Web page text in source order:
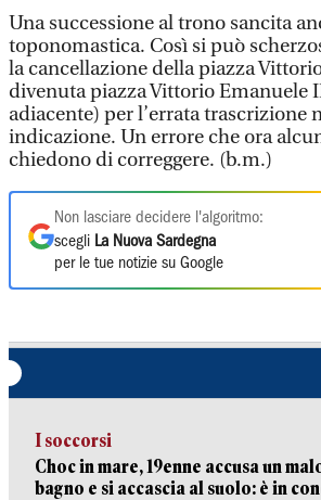
Una successione al trono sancita
toponomastica. Così si può
la cancellazione della piazza
divenuta piazza Vittorio Emanuele
adiacente) per l’errata trascrizione
indicazione. Un errore che ora
chiedono di correggere. (b.m.)
Non lasciare decidere l'algoritmo:
scegli La Nuova Sardegna
per le tue notizie su Google
I soccorsi
Choc in mare, 19enne accusa un
bagno e si accascia al suolo: è in